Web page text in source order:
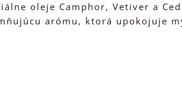
oleje Camphor, Vetiver a
arómu, ktorá upokojuje